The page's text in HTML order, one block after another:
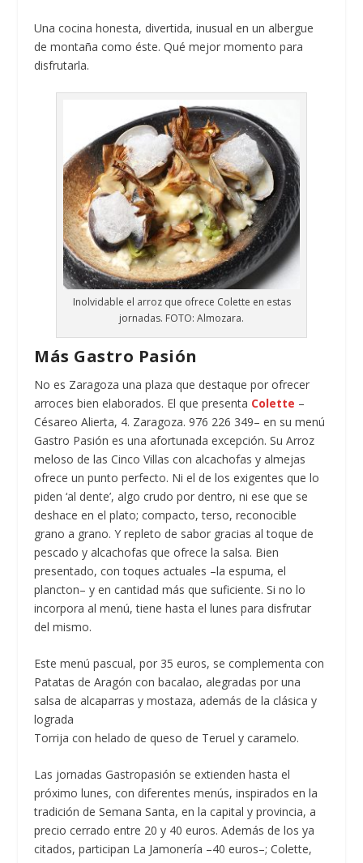
Una cocina honesta, divertida, inusual en un albergue
de montaña como éste. Qué mejor momento para
disfrutarla.
Inolvidable el arroz que ofrece Colette en estas
jornadas. FOTO: Almozara.
Más Gastro Pasión
No es Zaragoza una plaza que destaque por ofrecer
arroces bien elaborados. El que presenta Colette –
Césareo Alierta, 4. Zaragoza. 976 226 349– en su menú
Gastro Pasión es una afortunada excepción. Su Arroz
meloso de las Cinco Villas con alcachofas y almejas
ofrece un punto perfecto. Ni el de los exigentes que lo
piden ‘al dente’, algo crudo por dentro, ni ese que se
deshace en el plato; compacto, terso, reconocible
grano a grano. Y repleto de sabor gracias al toque de
pescado y alcachofas que ofrece la salsa. Bien
presentado, con toques actuales –la espuma, el
plancton– y en cantidad más que suficiente. Si no lo
incorpora al menú, tiene hasta el lunes para disfrutar
del mismo.
Este menú pascual, por 35 euros, se complementa con
Patatas de Aragón con bacalao, alegradas por una
salsa de alcaparras y mostaza, además de la clásica y
lograda
Torrija con helado de queso de Teruel y caramelo.
Las jornadas Gastropasión se extienden hasta el
próximo lunes, con diferentes menús, inspirados en la
tradición de Semana Santa, en la capital y provincia, a
precio cerrado entre 20 y 40 euros. Además de los ya
citados, participan La Jamonería –40 euros–; Colette,